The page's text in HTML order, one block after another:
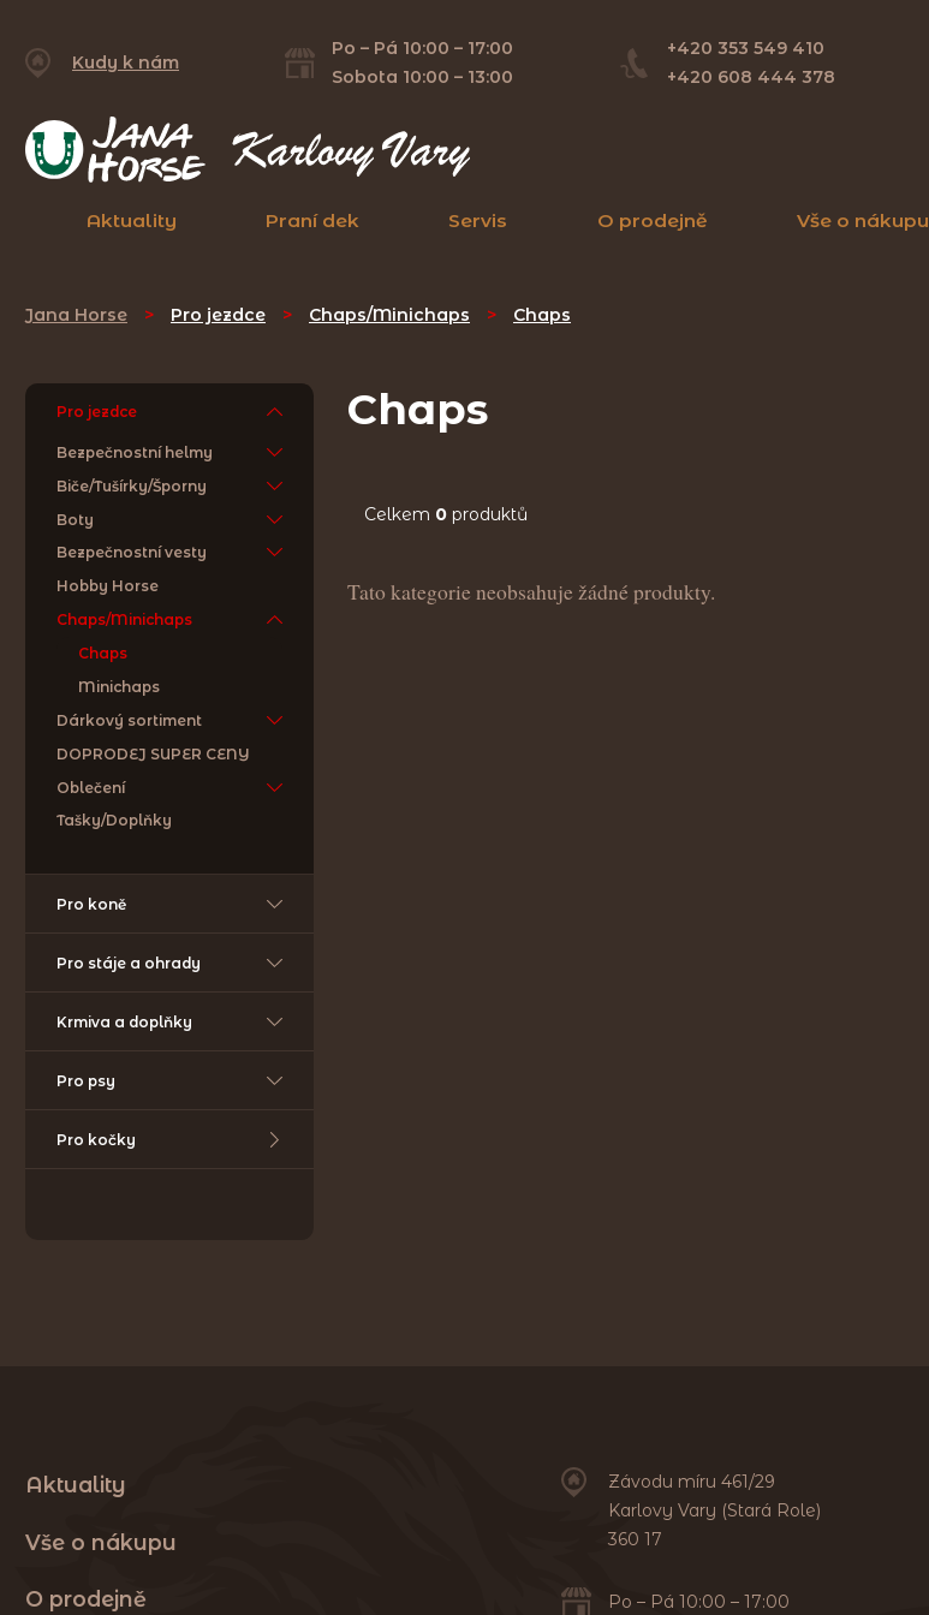
Kudy k nám
Po – Pá 10:00 – 17:00
Sobota 10:00 – 13:00
+420 353 549 410
+420 608 444 378
Aktuality Praní dek Servis O prodejně Vše o nákupu
Jana Horse > Pro jezdce > Chaps/Minichaps > Chaps
Pro jezdce
Bezpečnostní helmy
Biče/Tušírky/Šporny
Boty
Bezpečnostní vesty
Hobby Horse
Chaps/Minichaps
Chaps
Minichaps
Dárkový sortiment
DOPRODEJ SUPER CENY
Oblečení
Tašky/Doplňky
Pro koně
Pro stáje a ohrady
Krmiva a doplňky
Pro psy
Pro kočky
Chaps
Celkem 0 produktů
Tato kategorie neobsahuje žádné produkty.
Aktuality
Vše o nákupu
O prodejně
Závodu míru 461/29
Karlovy Vary (Stará Role)
360 17
Po – Pá 10:00 – 17:00